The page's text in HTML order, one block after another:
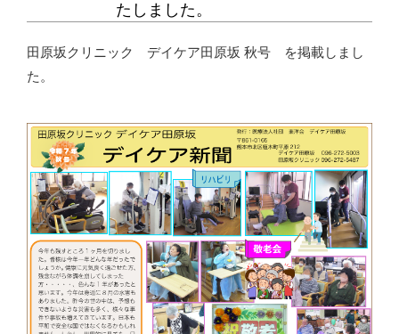
たしました。
田原坂クリニック デイケア田原坂 秋号 を掲載しまし
た。